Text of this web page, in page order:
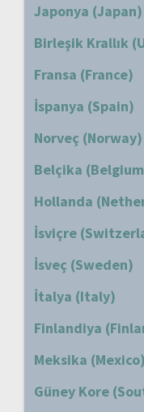
Japonya (Japan)
Birleşik Krallık
Fransa (France)
İspanya (Spain)
Norveç (Norway)
Belçika
Hollanda
İsviçre
İsveç (Sweden)
İtalya (Italy)
Finlandiya
Meksika (Mexico)
Güney Kore